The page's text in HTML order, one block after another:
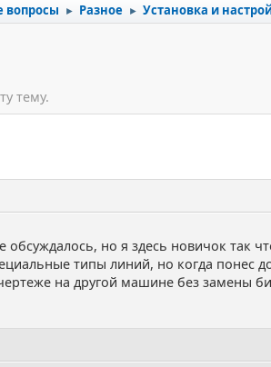
► Разное ► Установка и
тему.
обсуждалось, но я здесь новичок так
типы линий, но когда понес
на другой машине без замены